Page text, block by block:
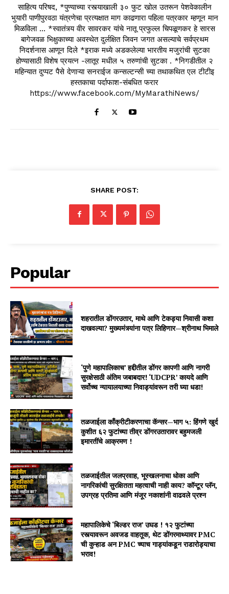
साहित्य परिषद, *पुण्याच्या रस्त्याखाली ३० फुट खोल उतरून पेशवेकालीन
भुयारी पाणीपुरवठा यंत्रणेचा प्रत्यक्षात माग काढणारा पहिला पत्रकार म्हणून मान
मिळविला ... *स्वातंत्र्य वीर सावरकर यांचे नातू प्रफुल्ल चिपळूणकर हे सारस
बागेजवळ भिक्षुकाच्या अवस्थेत दुर्लक्षित जिवन जगत असल्याचे सर्वप्रथम
निदर्शनास आणून दिले *इराक मध्ये अडकलेल्या भारतीय मजुरांची सुटका
होण्यासाठी विशेष प्रयत्न -लातूर मधील ५ तरुणांची सुटका . *निगडीतील २
महिन्यात दुप्पट पैसे देणाऱ्या सनराईज कन्सल्टन्सी च्या तथाकथित एल टीटीइ
हस्तकाचा पर्दाफाश-संबधित फरार
https://www.facebook.com/MyMarathiNews/
SHARE POST:
Popular
शहरातील डोंगरउतार, माथे आणि टेकड्या निवासी कशा
दाखवल्या? मुख्यमंत्र्यांना पत्र लिहिणार—श्रीनाथ भिमाले
‘पुणे महापालिकाच’ हद्दीतील डोंगर कापणी आणि नागरी
सुरक्षेसाठी अंतिम जबाबदार! ‘UDCPR’ कायदे आणि
सर्वोच्च न्यायालयाच्या निवाड्यांवरून तरी घ्या धडा!
तळजाईला काँक्रीटीकरणाचा कॅन्सर—भाग ५: हिंगणे खुर्द
कुशीत ६२ फुटांच्या तीव्र डोंगरउतारावर बहुमजली
इमारतींचे आक्रमण !
तळजाईतील जलप्रवाह, भूस्खलनाचा धोका आणि
नागरिकांची सुरक्षितता महत्वाची नाही काय? कॉन्टूर प्लॅन,
उपग्रह प्रतिमा आणि मंजूर नकाशांनी वाढवले प्रश्न
महापालिकेचे ‘बिल्डर राज’ उघड ! १२ फुटांच्या
रस्त्यावरून अवजड वाहतूक, थेट डोंगरमाथ्यावर PMC
ची कुऱ्हाड अन PMC च्याच गाड्यांकडून राडारोड्याचा
भराव!